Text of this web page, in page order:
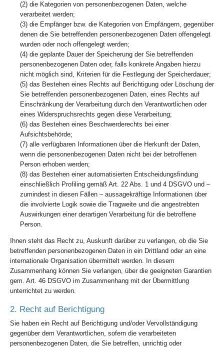
(2) die Kategorien von personenbezogenen Daten, welche
verarbeitet werden;
(3) die Empfänger bzw. die Kategorien von Empfängern, gegenüber
denen die Sie betreffenden personenbezogenen Daten offengelegt
wurden oder noch offengelegt werden;
(4) die geplante Dauer der Speicherung der Sie betreffenden
personenbezogenen Daten oder, falls konkrete Angaben hierzu
nicht möglich sind, Kriterien für die Festlegung der Speicherdauer;
(5) das Bestehen eines Rechts auf Berichtigung oder Löschung der
Sie betreffenden personenbezogenen Daten, eines Rechts auf
Einschränkung der Verarbeitung durch den Verantwortlichen oder
eines Widerspruchsrechts gegen diese Verarbeitung;
(6) das Bestehen eines Beschwerderechts bei einer
Aufsichtsbehörde;
(7) alle verfügbaren Informationen über die Herkunft der Daten,
wenn die personenbezogenen Daten nicht bei der betroffenen
Person erhoben werden;
(8) das Bestehen einer automatisierten Entscheidungsfindung
einschließlich Profiling gemäß Art. 22 Abs. 1 und 4 DSGVO und –
zumindest in diesen Fällen – aussagekräftige Informationen über
die involvierte Logik sowie die Tragweite und die angestrebten
Auswirkungen einer derartigen Verarbeitung für die betroffene
Person.
Ihnen steht das Recht zu, Auskunft darüber zu verlangen, ob die Sie
betreffenden personenbezogenen Daten in ein Drittland oder an eine
internationale Organisation übermittelt werden. In diesem
Zusammenhang können Sie verlangen, über die geeigneten Garantien
gem. Art. 46 DSGVO im Zusammenhang mit der Übermittlung
unterrichtet zu werden.
2. Recht auf Berichtigung
Sie haben ein Recht auf Berichtigung und/oder Vervollständigung
gegenüber dem Verantwortlichen, sofern die verarbeiteten
personenbezogenen Daten, die Sie betreffen, unrichtig oder